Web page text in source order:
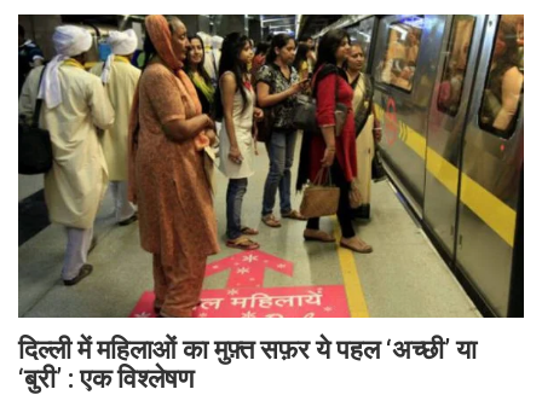
दिल्ली में महिलाओं का मुफ़्त सफ़र ये पहल ‘अच्छी’ या
‘बुरी’ : एक विश्लेषण